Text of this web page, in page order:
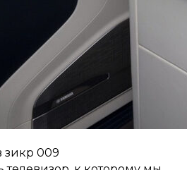
зикр 009